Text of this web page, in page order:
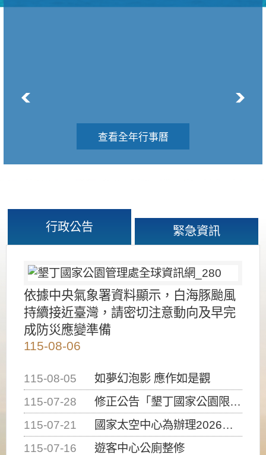
查看全年行事曆
行政公告 緊急資訊
依據中央氣象署資料顯示，白海豚颱風
持續接近臺灣，請密切注意動向及早完
成防災應變準備
115-08-06
115-08-05
如夢幻泡影 應作如是觀
115-07-28
修正公告「墾丁國家公園限制水域遊憩活動之種類、範圍、時間及行為」，自即日生效。
115-07-21
國家太空中心為辦理2026台灣盃火箭競賽，陸、海、空域警戒及協調相關事宜，因颱風備案事宜
115-07-16
遊客中心公廁整修